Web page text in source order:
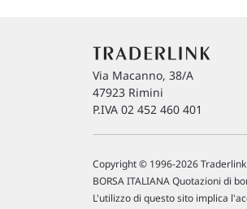
Via Macanno, 38/A
47923 Rimini
P.IVA 02 452 460 401
Copyright © 1996-2026
BORSA ITALIANA Quotazioni di
L'utilizzo di questo sito implica